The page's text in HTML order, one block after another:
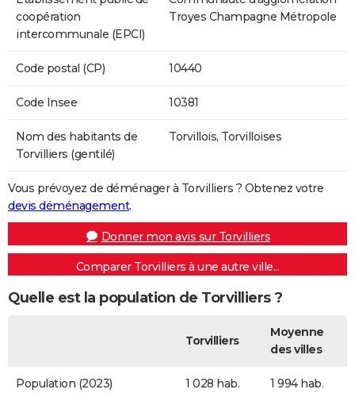
coopération
intercommunale (EPCI)
Troyes Champagne Métropole
Code postal (CP) 10440
Code Insee 10381
Nom des habitants de
Torvilliers (gentilé)
Torvillois, Torvilloises
Vous prévoyez de déménager à Torvilliers ? Obtenez votre
devis déménagement.
Donner mon avis sur Torvilliers
Comparer Torvilliers à une autre ville...
Quelle est la population de Torvilliers ?
Torvilliers
Moyenne
des villes
Population (2023) 1 028 hab. 1 994 hab.